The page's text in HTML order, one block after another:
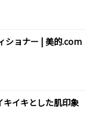
ショナー | 美的.com
キイキとした肌印象